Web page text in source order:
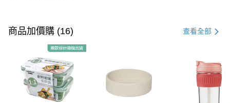
信用卡一次付款
Apple Pay
街口支付
商品加價購 (16) 查看全部